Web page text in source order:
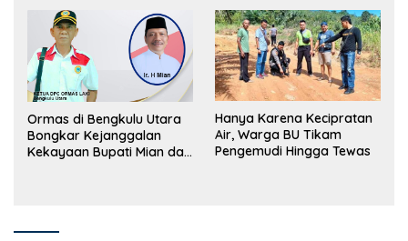
Ormas di Bengkulu Utara
Bongkar Kejanggalan
Kekayaan Bupati Mian dan
Hanya Karena Kecipratan
Air, Warga BU Tikam
Pengemudi Hingga Tewas